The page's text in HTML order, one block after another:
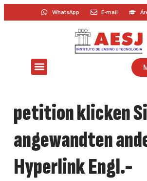
WhatsApp E-mail
petition klicken
angewandten
Hyperlink Engl.-